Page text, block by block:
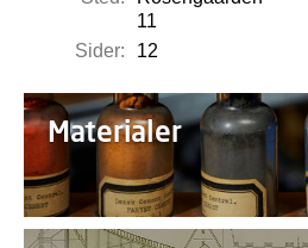
11
Sider:
12
Materialer